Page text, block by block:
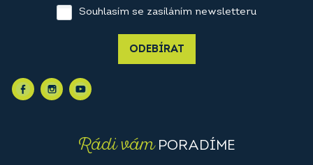
Souhlasím se zasíláním newsletteru
ODEBÍRAT
Rádi vámPORADÍME